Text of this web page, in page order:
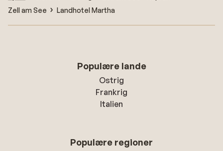
Zell am See
Landhotel Martha
Populære lande
Ostrig
Frankrig
Italien
Populære regioner